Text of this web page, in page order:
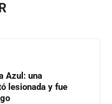
Azul: una
lesionada y fue